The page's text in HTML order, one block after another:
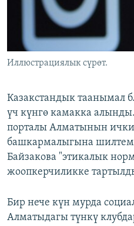
ЫҢГАЙСЫЗ СУРООЛОР
ЭЕ/АРнун бардык
Иллюстрациялык сүрөт.
Казакстандык таанымал
үч күнгө камакка
порталы Алматынын
башкармалыгына
Байзакова "этикалык
жоопкерчиликке
Бир нече күн мурда
Алматыдагы түнкү